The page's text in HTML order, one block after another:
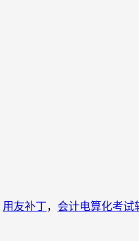
用友补丁， 会计电算化考试